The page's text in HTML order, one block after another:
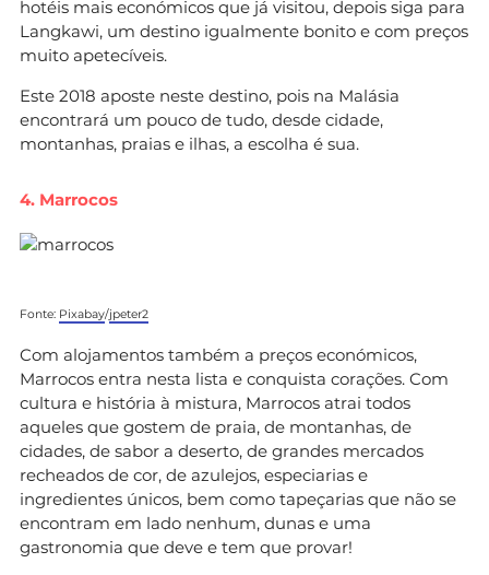
hotéis mais económicos que já visitou, depois siga para
Langkawi, um destino igualmente bonito e com preços
muito apetecíveis.
Este 2018 aposte neste destino, pois na Malásia
encontrará um pouco de tudo, desde cidade,
montanhas, praias e ilhas, a escolha é sua.
4. Marrocos
Fonte: Pixabay/jpeter2
Com alojamentos também a preços económicos,
Marrocos entra nesta lista e conquista corações. Com
cultura e história à mistura, Marrocos atrai todos
aqueles que gostem de praia, de montanhas, de
cidades, de sabor a deserto, de grandes mercados
recheados de cor, de azulejos, especiarias e
ingredientes únicos, bem como tapeçarias que não se
encontram em lado nenhum, dunas e uma
gastronomia que deve e tem que provar!